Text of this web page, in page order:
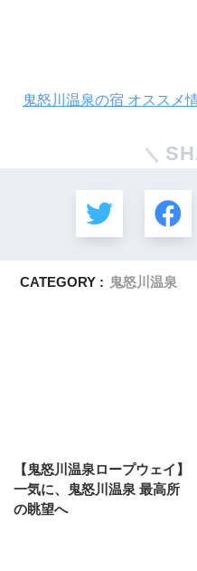
鬼怒川温泉の宿 オススメ
CATEGORY : 鬼怒川温泉
【鬼怒川温泉ロープウェイ】
一気に、鬼怒川温泉 最高所
の眺望へ